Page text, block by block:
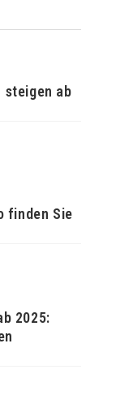
steigen ab
finden Sie
2025: